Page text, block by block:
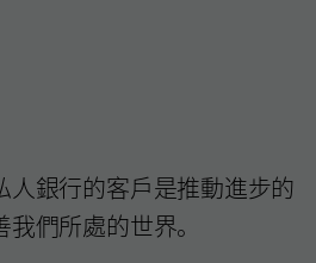
人銀行的客戶是推動進步的
們所處的世界。